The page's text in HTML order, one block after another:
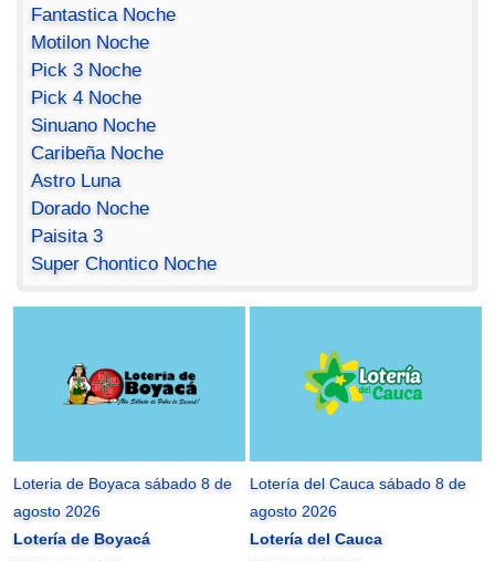
Fantastica Noche
Motilon Noche
Pick 3 Noche
Pick 4 Noche
Sinuano Noche
Caribeña Noche
Astro Luna
Dorado Noche
Paisita 3
Super Chontico Noche
Loteria de Boyaca sábado 8 de
agosto 2026
Lotería de Boyacá
Lotería del Cauca sábado 8 de
agosto 2026
Lotería del Cauca